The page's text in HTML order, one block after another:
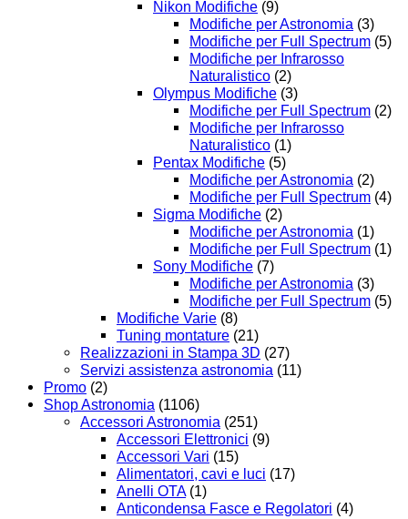
Nikon Modifiche (9)
Modifiche per Astronomia (3)
Modifiche per Full Spectrum (5)
Modifiche per Infrarosso
Naturalistico (2)
Olympus Modifiche (3)
Modifiche per Full Spectrum (2)
Modifiche per Infrarosso
Naturalistico (1)
Pentax Modifiche (5)
Modifiche per Astronomia (2)
Modifiche per Full Spectrum (4)
Sigma Modifiche (2)
Modifiche per Astronomia (1)
Modifiche per Full Spectrum (1)
Sony Modifiche (7)
Modifiche per Astronomia (3)
Modifiche per Full Spectrum (5)
Modifiche Varie (8)
Tuning montature (21)
Realizzazioni in Stampa 3D (27)
Servizi assistenza astronomia (11)
Promo (2)
Shop Astronomia (1106)
Accessori Astronomia (251)
Accessori Elettronici (9)
Accessori Vari (15)
Alimentatori, cavi e luci (17)
Anelli OTA (1)
Anticondensa Fasce e Regolatori (4)